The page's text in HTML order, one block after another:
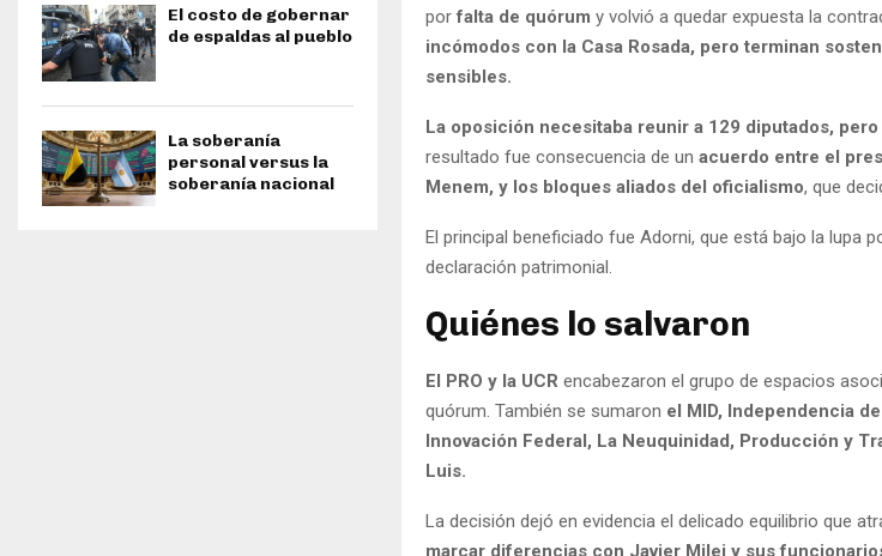
porfalta de quórum y volvió a quedar expuesta la
incómodos con la Casa Rosada, pero terminan
sensibles.
La oposición necesitaba reunir a 129 diputados,
resultado fue consecuencia de un acuerdo entre el
Menem, y los bloques aliados del oficialismo, que
El principal beneficiado fue Adorni, que está bajo la lupa
declaración patrimonial.
Quiénes lo salvaron
El PRO y la UCR encabezaron el grupo de espacios
quórum. También se sumaron el MID, Independencia
Innovación Federal, La Neuquinidad, Producción y
Luis.
La decisión dejó en evidencia el delicado equilibrio que
marcar diferencias con Javier Milei y sus
El costo de gobernar
de espaldas al pueblo
La soberanía
personal versus la
soberanía nacional